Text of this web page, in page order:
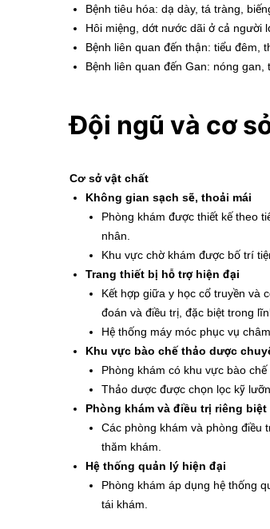
Bệnh tiêu hóa: dạ dày, tá tràng,
Hôi miệng, dớt nước dãi ở cả người
Bệnh liên quan đến thận: tiểu đêm,
Bệnh liên quan đến Gan: nóng
Đội ngũ và cơ
Cơ sở vật chất
Không gian sạch sẽ, thoải mái
Phòng khám được thiết kế theo
nhân.
Khu vực chờ khám được bố trí
Trang thiết bị hỗ trợ hiện đại
Kết hợp giữa y học cổ truyền và
đoán và điều trị, đặc biệt trong
Hệ thống máy móc phục vụ
Khu vực bào chế thảo dược
Phòng khám có khu vực bào
Thảo dược được chọn lọc kỹ
Phòng khám và điều trị riêng biệt
Các phòng khám và phòng điều
thăm khám.
Hệ thống quản lý hiện đại
Phòng khám áp dụng hệ thống
tái khám.